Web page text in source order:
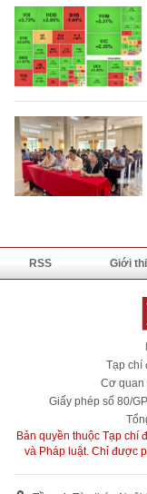
RSS Giới
Tạp chí
Cơ quan
Giấy phép số 80/
Bản quyền thuộc Tạp chí
và Pháp luật. Chỉ được